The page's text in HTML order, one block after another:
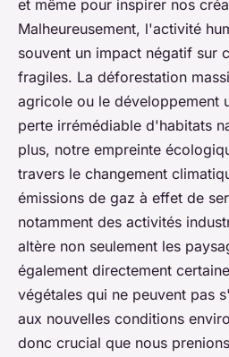
et même pour inspirer nos
Malheureusement, l'activité
souvent un impact négatif sur
fragiles. La déforestation
agricole ou le développement
perte irrémédiable d'habitats
plus, notre empreinte
travers le changement
émissions de gaz à effet de
notamment des activités
altère non seulement les
également directement
végétales qui ne peuvent pas
aux nouvelles conditions
donc crucial que nous